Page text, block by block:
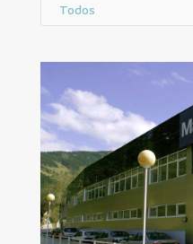
Todos